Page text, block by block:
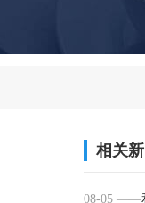
相关
08-05 ——